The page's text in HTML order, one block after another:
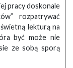
pracy doskonale
rozpatrywać
lekturą na
być może nie
ze sobą sporą